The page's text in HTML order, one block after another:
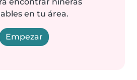
en tu área.
Empezar